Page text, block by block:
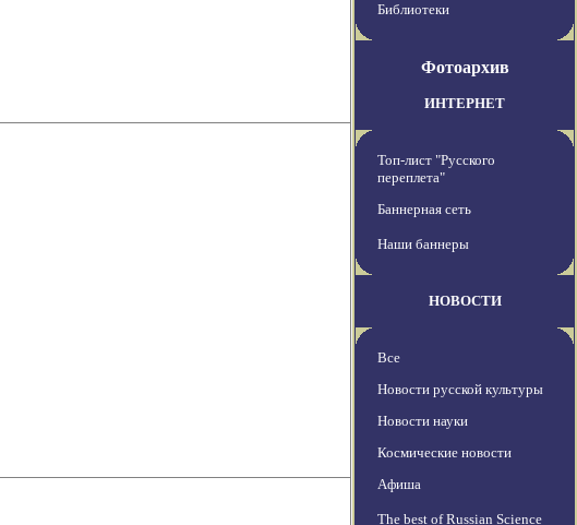
Библиотеки
Фотоархив
ИНТЕРНЕТ
Топ-лист "Русского
переплета"
Баннерная сеть
Наши баннеры
НОВОСТИ
Все
Новости русской культуры
Новости науки
Космические новости
Афиша
The best of Russian Science